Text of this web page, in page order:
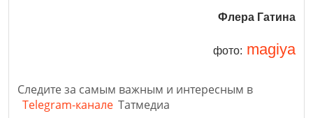
Флера Гатина
фото: magiya
Следите за самым важным и интересным в
Telegram-канале Татмедиа